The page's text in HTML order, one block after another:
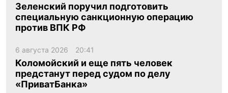
Зеленский поручил подготовить
специальную санкционную операцию
против ВПК РФ
6 августа 2026 20:41
Коломойский и еще пять человек
предстанут перед судом по делу
«ПриватБанка»